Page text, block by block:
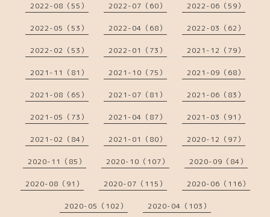
2022-08（55） 2022-07（60） 2022-06（59）
2022-05（53） 2022-04（68） 2022-03（62）
2022-02（53） 2022-01（73） 2021-12（79）
2021-11（81） 2021-10（75） 2021-09（68）
2021-08（65） 2021-07（81） 2021-06（83）
2021-05（73） 2021-04（87） 2021-03（91）
2021-02（84） 2021-01（80） 2020-12（97）
2020-11（85） 2020-10（107） 2020-09（84）
2020-08（91） 2020-07（115） 2020-06（116）
2020-05（102） 2020-04（103）